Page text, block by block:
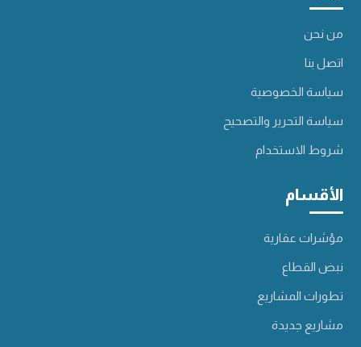
من نحن
اتصل بنا
سياسة الخصوصية
سياسة التحرير والتصحيح
شروط الاستخدام
الأقسام
مؤشرات عقارية
نبض القطاع
تطورات المشاريع
مشاريع جديدة